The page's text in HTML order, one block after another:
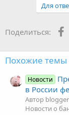
Для
Поделиться:
Похожие темы
Новости
в России
Автор blogger
Новости о